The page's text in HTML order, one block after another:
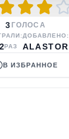
3 ГОЛОСА
РАЗ
ДОБАВЛЕНО:
ALASTOR
В ИЗБРАННОЕ